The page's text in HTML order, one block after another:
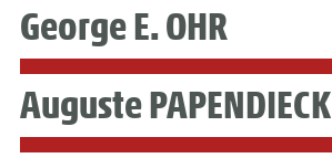
George E. OHR
Auguste PAPENDIECK